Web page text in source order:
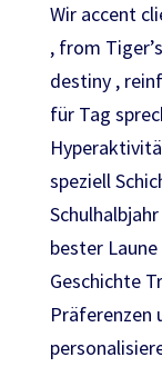
Wir accent
, from
destiny ,
für Tag
speziell
bester
Geschichte
Präferenzen